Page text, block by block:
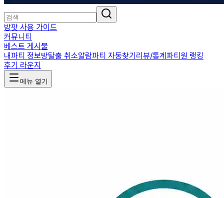
방팟 사용 가이드
커뮤니티
베스트 게시물
내파티 정보방탈출 취소알람파티 자동찾기리뷰/통계파티원 랭킹
후기 라운지
메뉴 열기